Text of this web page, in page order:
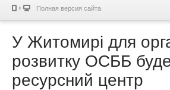
Полная версия сайта
У Житомирі для
розвитку ОСББ
ресурсний центр